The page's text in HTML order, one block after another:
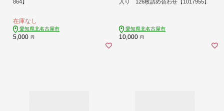
864】
在庫なし
愛知県北名古屋市
5,000 円
入り 126枚詰め合わせ【1017955】
愛知県北名古屋市
10,000 円